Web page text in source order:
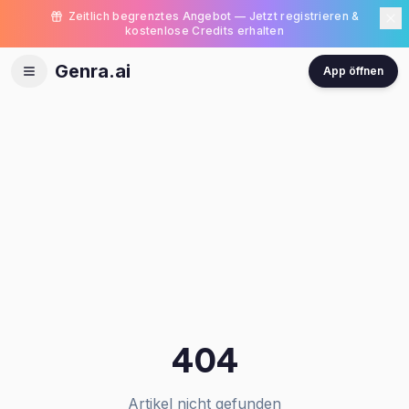
Zeitlich begrenztes Angebot — Jetzt registrieren &
kostenlose Credits erhalten
Genra.ai App öffnen
404
Artikel nicht gefunden